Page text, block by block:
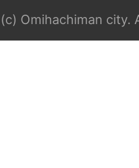
Omihachiman city.